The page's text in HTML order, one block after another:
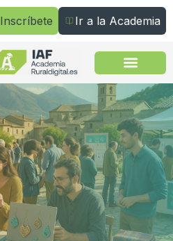
Inscríbete Ir a la Academia